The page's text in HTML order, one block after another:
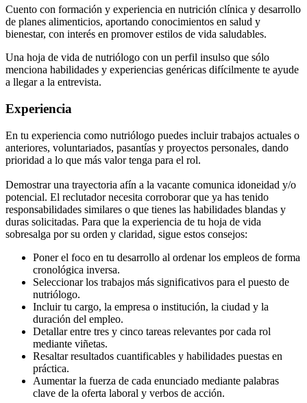
Cuento con formación y experiencia en nutrición clínica y desarrollo
de planes alimenticios, aportando conocimientos en salud y
bienestar, con interés en promover estilos de vida saludables.
Una hoja de vida de nutriólogo con un perfil insulso que sólo
menciona habilidades y experiencias genéricas difícilmente te ayude
a llegar a la entrevista.
Experiencia
En tu experiencia como nutriólogo puedes incluir trabajos actuales o
anteriores, voluntariados, pasantías y proyectos personales, dando
prioridad a lo que más valor tenga para el rol.
Demostrar una trayectoria afín a la vacante comunica idoneidad y/o
potencial. El reclutador necesita corroborar que ya has tenido
responsabilidades similares o que tienes las habilidades blandas y
duras solicitadas. Para que la experiencia de tu hoja de vida
sobresalga por su orden y claridad, sigue estos consejos:
Poner el foco en tu desarrollo al ordenar los empleos de forma
cronológica inversa.
Seleccionar los trabajos más significativos para el puesto de
nutriólogo.
Incluir tu cargo, la empresa o institución, la ciudad y la
duración del empleo.
Detallar entre tres y cinco tareas relevantes por cada rol
mediante viñetas.
Resaltar resultados cuantificables y habilidades puestas en
práctica.
Aumentar la fuerza de cada enunciado mediante palabras
clave de la oferta laboral y verbos de acción.